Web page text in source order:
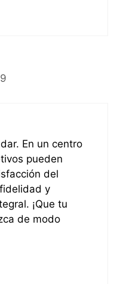
En un centro
pueden
del
y
¡Que tu
de modo